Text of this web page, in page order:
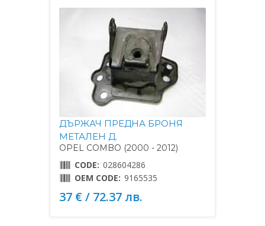
ДЪРЖАЧ ПРЕДНА БРОНЯ
МЕТАЛЕН Д.
OPEL COMBO (2000 - 2012)
CODE: 028604286
OEM CODE: 9165535
37 € / 72.37 лв.